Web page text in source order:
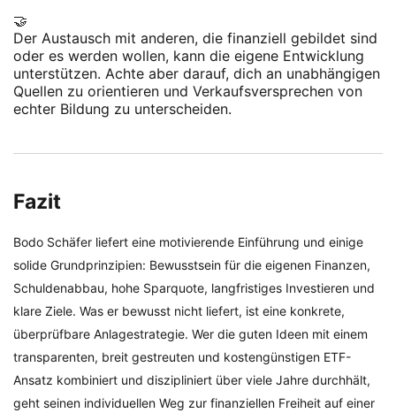
🤝
Der Austausch mit anderen, die finanziell gebildet sind
oder es werden wollen, kann die eigene Entwicklung
unterstützen. Achte aber darauf, dich an unabhängigen
Quellen zu orientieren und Verkaufsversprechen von
echter Bildung zu unterscheiden.
Fazit
Bodo Schäfer liefert eine motivierende Einführung und einige
solide Grundprinzipien: Bewusstsein für die eigenen Finanzen,
Schuldenabbau, hohe Sparquote, langfristiges Investieren und
klare Ziele. Was er bewusst nicht liefert, ist eine konkrete,
überprüfbare Anlagestrategie. Wer die guten Ideen mit einem
transparenten, breit gestreuten und kostengünstigen ETF-
Ansatz kombiniert und diszipliniert über viele Jahre durchhält,
geht seinen individuellen Weg zur finanziellen Freiheit auf einer